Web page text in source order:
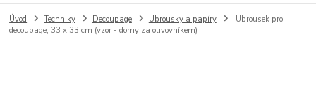
Úvod Techniky Decoupage Ubrousky a papíry
Ubrousek pro
decoupage, 33 x 33 cm (vzor - domy za olivovníkem)